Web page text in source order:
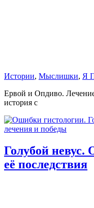
Истории, Мыслишки, Я
Ервой и Опдиво.
история с
Голубой невус.
её последствия